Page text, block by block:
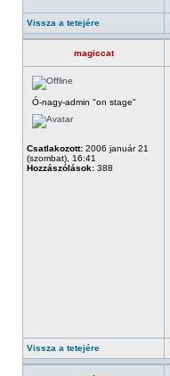
Vissza a tetejére
magiccat
Ó-nagy-admin "on stage"
Csatlakozott: 2006 január 21
(szombat), 16:41
Hozzászólások: 388
Vissza a tetejére